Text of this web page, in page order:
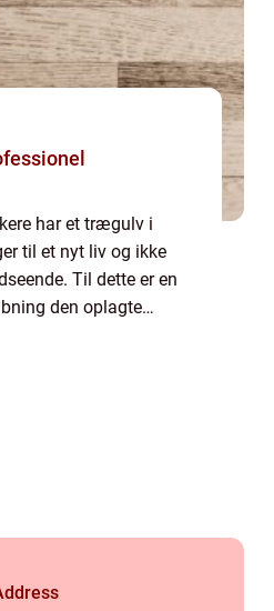
har et trægulv i
til et nyt liv og ikke
Til dette er en
den oplagte